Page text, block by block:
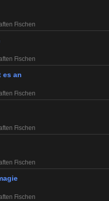
Fischen
Fischen
es an
Fischen
Fischen
Fischen
Fischen